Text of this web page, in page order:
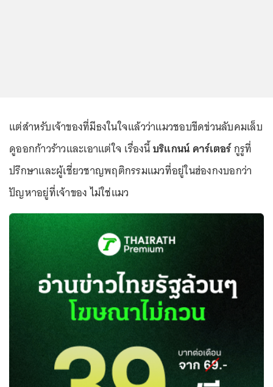
แต่สำหรับเจ้าของที่มีธงในใจแล้วว่าแมวชอบขีดข่วนลับคมเล็บ
ดูออกก้าวร้าวและเอาแต่ใจ เรื่องนี้บริแกนน์ คาร์เตอร์กูรูที่
ปรึกษาและผู้เชี่ยวชาญพฤติกรรมแมวที่อยู่ในฮ่องกงบอกว่า
ปัญหาอยู่ที่เจ้าของ ไม่ใช่แมว